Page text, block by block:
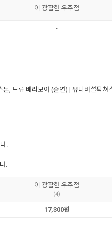
이 광활한 우주점
-
톤, 드류 배리모어 (출연) | 유니버설픽쳐
.
.
이 광활한 우주점
(4)
17,300원